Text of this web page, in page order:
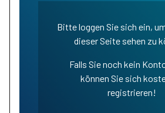
Bitte loggen Sie sich ein,
dieser Seite sehen zu
Falls Sie noch kein
können Sie sich
registrieren!